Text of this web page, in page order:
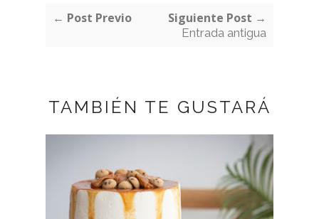
← Post Previo Siguiente Post →
Entrada antigua
TAMBIÉN TE GUSTARÁ